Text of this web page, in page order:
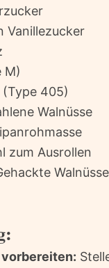
Vanillezucker
M)
405)
Walnüsse
zum Ausrollen